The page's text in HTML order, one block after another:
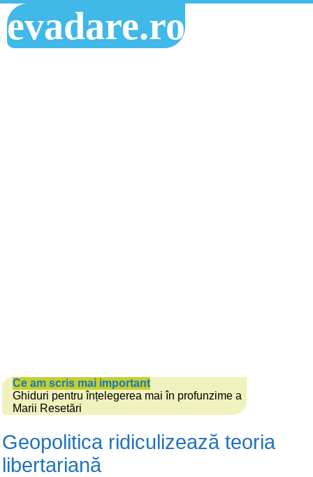
evadare.ro
Ce am scris mai important
Ghiduri pentru înțelegerea mai în profunzime a
Marii Resetări
Geopolitica ridiculizează teoria
libertariană